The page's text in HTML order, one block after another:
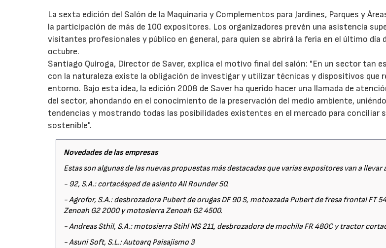
La sexta edición del Salón de la Maquinaria y Complementos para Jardines, Parques y
la participación de más de 100 expositores. Los organizadores prevén una asistencia
visitantes profesionales y público en general, para quien se abrirá la feria en el último día
octubre.
Santiago Quiroga, Director de Saver, explica el motivo final del salón: "En un sector tan
con la naturaleza existe la obligación de investigar y utilizar técnicas y dispositivos que
entorno. Bajo esta idea, la edición 2008 de Saver ha querido hacer una llamada de
del sector, ahondando en el conocimiento de la preservación del medio ambiente,
tendencias y mostrando todas las posibilidades existentes en el mercado para conciliar
sostenible".
Novedades de las empresas
Estas son algunas de las nuevas propuestas más destacadas que varias expositores van a llevar
- 92, S.A.: cortacésped de asiento All Rounder 50.
- Agrofor, S.A.: desbrozadora Pubert de orugas DF 90 S, motoazada Pubert de fresa frontal FT
Zenoah G2 2000 y motosierra Zenoah G2 4500.
- Andreas Sthil, S.A.: motosierra Stihl MS 211, desbrozadora de mochila FR 480C y tractor
- Asuni Soft, S.L.: Autoarq Paisajismo 3